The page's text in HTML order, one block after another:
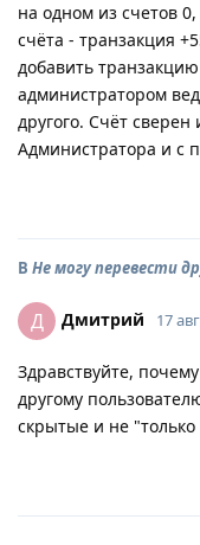
на одном из счетов
счёта - транзакция
добавить
администратором
другого. Счёт
Администратора и с
В Не могу перевести
Д Дмитрий 17
Здравствуйте,
другому
скрытые и не "только